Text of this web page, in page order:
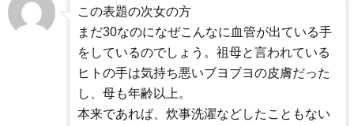
この表題の次女の方
まだ30なのになぜこんなに血管が出ている手
をしているのでしょう。祖母と言われている
ヒトの手は気持ち悪いブヨブヨの皮膚だった
し、母も年齢以上。
本来であれば、炊事洗濯などしたこともない